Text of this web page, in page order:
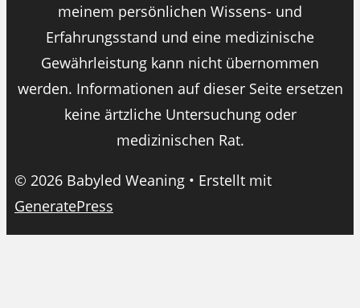
meinem persönlichen Wissens- und
Erfahrungsstand und eine medizinische
Gewährleistung kann nicht übernommen
werden. Informationen auf dieser Seite ersetzen
keine ärtzliche Untersuchung oder
medizinischen Rat.
© 2026 Babyled Weaning • Erstellt mit
GeneratePress